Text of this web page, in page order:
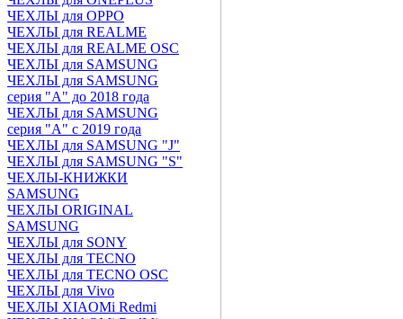
ЧЕХЛЫ для OPPO
ЧЕХЛЫ для REALME
ЧЕХЛЫ для REALME OSC
ЧЕХЛЫ для SAMSUNG
ЧЕХЛЫ для SAMSUNG
серия "A" до 2018 года
ЧЕХЛЫ для SAMSUNG
серия "A" с 2019 года
ЧЕХЛЫ для SAMSUNG "J"
ЧЕХЛЫ для SAMSUNG "S"
ЧЕХЛЫ-КНИЖКИ
SAMSUNG
ЧЕХЛЫ ORIGINAL
SAMSUNG
ЧЕХЛЫ для SONY
ЧЕХЛЫ для TECNO
ЧЕХЛЫ для TECNO OSC
ЧЕХЛЫ для Vivo
ЧЕХЛЫ XIAOMi Redmi